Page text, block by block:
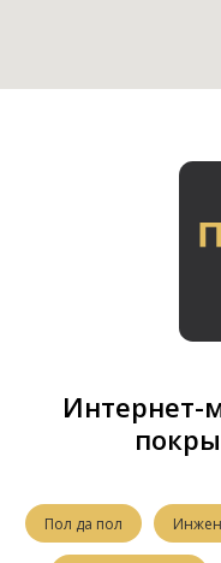
Интернет-
Пол да пол